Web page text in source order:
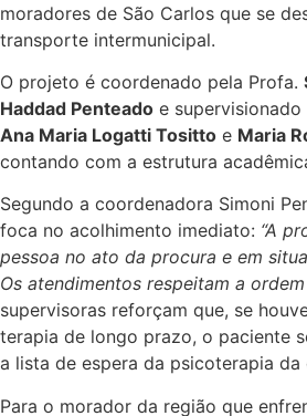
moradores de São Carlos que se
transporte intermunicipal.
O projeto é coordenado pela Profa.
Haddad Penteado e
Ana Maria Logatti Tositto e Maria
contando com a estrutura
Segundo a coordenadora Simoni
foca no acolhimento imediato: “A
pessoa no ato da procura e em
Os atendimentos respeitam a
supervisoras reforçam que, se
terapia de longo prazo, o paciente
a lista de espera da psicoterapia da
Para o morador da região que